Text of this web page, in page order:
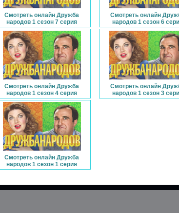
Смотреть онлайн Дружба
народов 1 сезон 7 серия
Смотреть онлайн
народов 1 сезон 6
Смотреть онлайн Дружба
народов 1 сезон 4 серия
Смотреть онлайн
народов 1 сезон 3
Смотреть онлайн Дружба
народов 1 сезон 1 серия